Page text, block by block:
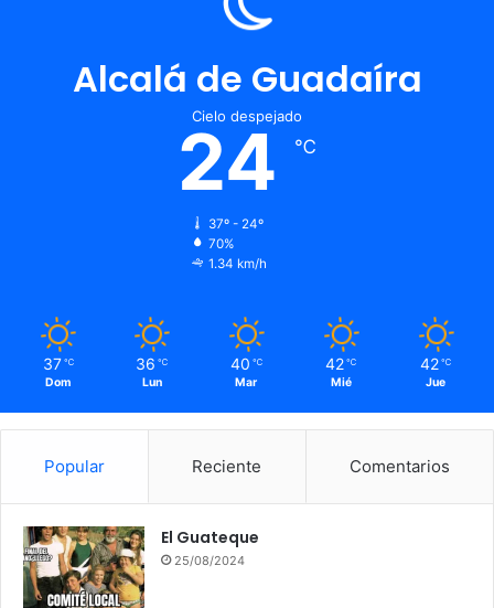
Alcalá de Guadaíra
Cielo despejado
24 ℃
37º - 24º
70%
1.34 km/h
37 ℃
Dom
36 ℃
Lun
40 ℃
Mar
42 ℃
Mié
42 ℃
Jue
Popular Reciente Comentarios
El Guateque
25/08/2024